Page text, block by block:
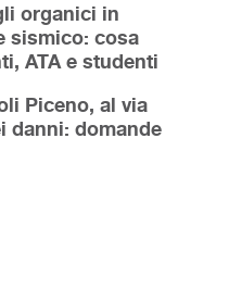
organici in
sismico: cosa
ATA e studenti
Piceno, al via
danni: domande